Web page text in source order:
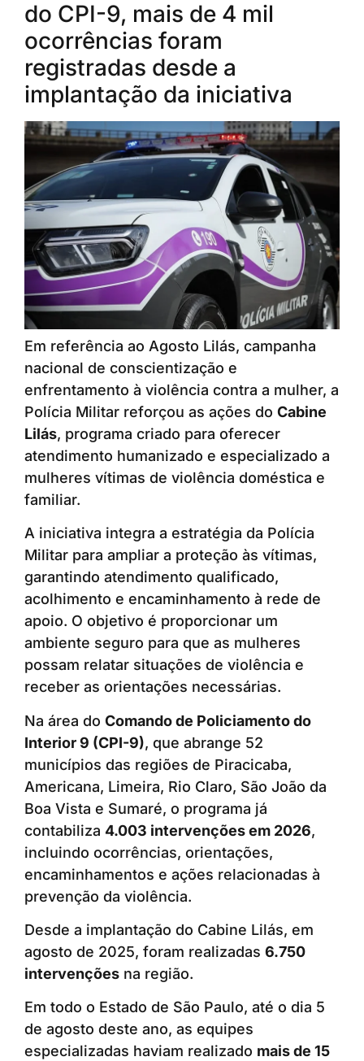
do CPI-9, mais de 4 mil
ocorrências foram
registradas desde a
implantação da iniciativa
Em referência ao Agosto Lilás, campanha
nacional de conscientização e
enfrentamento à violência contra a mulher, a
Polícia Militar reforçou as ações do Cabine
Lilás, programa criado para oferecer
atendimento humanizado e especializado a
mulheres vítimas de violência doméstica e
familiar.
A iniciativa integra a estratégia da Polícia
Militar para ampliar a proteção às vítimas,
garantindo atendimento qualificado,
acolhimento e encaminhamento à rede de
apoio. O objetivo é proporcionar um
ambiente seguro para que as mulheres
possam relatar situações de violência e
receber as orientações necessárias.
Na área do Comando de Policiamento do
Interior 9 (CPI-9), que abrange 52
municípios das regiões de Piracicaba,
Americana, Limeira, Rio Claro, São João da
Boa Vista e Sumaré, o programa já
contabiliza 4.003 intervenções em 2026,
incluindo ocorrências, orientações,
encaminhamentos e ações relacionadas à
prevenção da violência.
Desde a implantação do Cabine Lilás, em
agosto de 2025, foram realizadas 6.750
intervenções na região.
Em todo o Estado de São Paulo, até o dia 5
de agosto deste ano, as equipes
especializadas haviam realizado mais de 15